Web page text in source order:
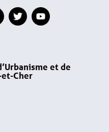
et de
et-Cher